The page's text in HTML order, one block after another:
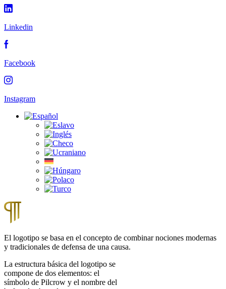
Linkedin
Facebook
Instagram
El logotipo se basa en el concepto de combinar nociones modernas
y tradicionales de defensa de una causa.
La estructura básica del logotipo se
compone de dos elementos: el
símbolo de Pilcrow y el nombre del